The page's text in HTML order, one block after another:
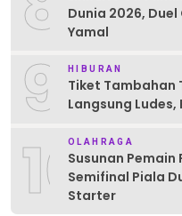
Dunia 2026,
Yamal
9 HIBURAN
Tiket Tambahan
Langsung Ludes,
10OLAHRAGA
Susunan Pemain
Semifinal Piala
Starter